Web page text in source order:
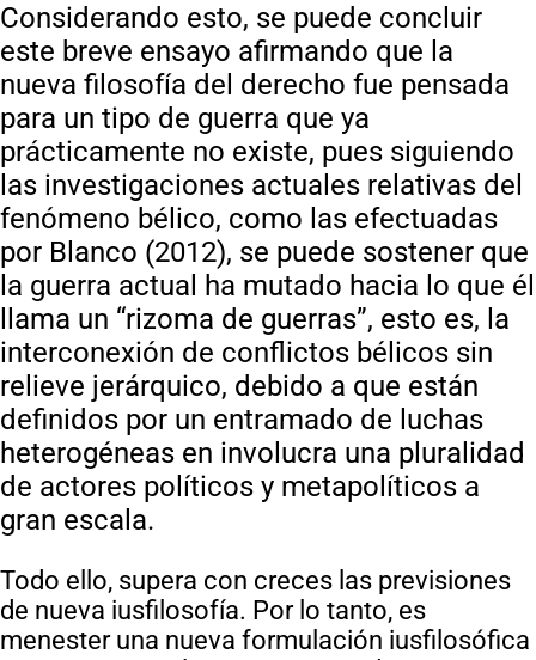
Considerando esto, se puede concluir
este breve ensayo afirmando que la
nueva filosofía del derecho fue pensada
para un tipo de guerra que ya
prácticamente no existe, pues siguiendo
las investigaciones actuales relativas del
fenómeno bélico, como las efectuadas
por Blanco (2012), se puede sostener que
la guerra actual ha mutado hacia lo que él
llama un “rizoma de guerras”, esto es, la
interconexión de conflictos bélicos sin
relieve jerárquico, debido a que están
definidos por un entramado de luchas
heterogéneas en involucra una pluralidad
de actores políticos y metapolíticos a
gran escala.
Todo ello, supera con creces las previsiones
de nueva iusfilosofía. Por lo tanto, es
menester una nueva formulación iusfilosófica